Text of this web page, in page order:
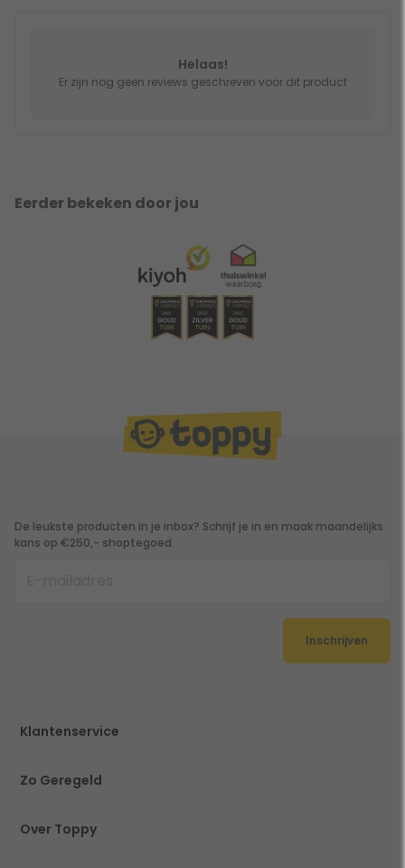
Helaas!
Er zijn nog geen reviews geschreven voor dit product
Eerder bekeken door jou
De leukste producten in je inbox? Schrijf je in en maak maandelijks
kans op €250,- shoptegoed.
Inschrijven
Klantenservice
Zo Geregeld
Over Toppy